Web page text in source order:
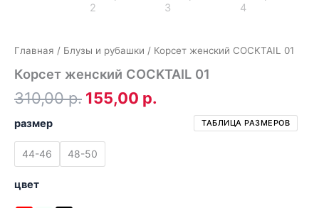
Главная / Блузы и рубашки / Корсет женский COCKTAIL 01
Корсет женский COCKTAIL 01
310,00р. Первоначальная
составляла
310,00 р..
155,00 р.
цена:
155,00 р..
размер ТАБЛИЦА РАЗМЕРОВ
44-46 48-50
цвет